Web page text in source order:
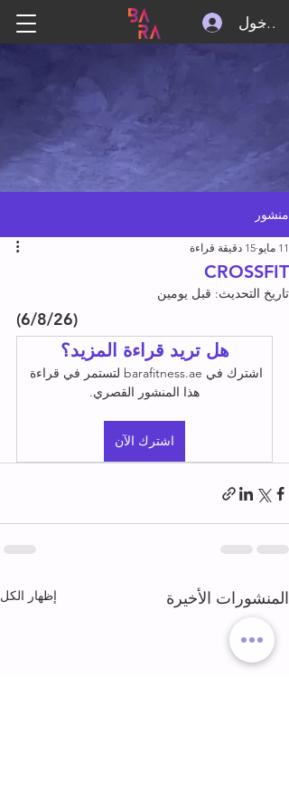
الدخول
منشور
CROSSFIT
11 مايو 15 دقيقة قراءة
تاريخ التحديث: قبل يومين
(6/8/26)
هل تريد قراءة المزيد؟
اشترك في barafitness.ae لتستمر في قراءة
هذا المنشور القصري.
اشترك الآن
المنشورات الأخيرة إظهار الكل